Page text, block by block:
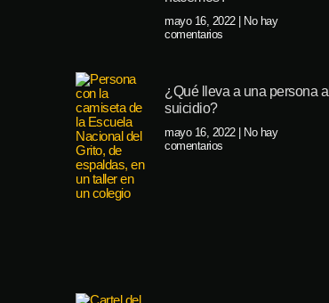
mayo 16, 2022 No hay
comentarios
¿Qué lleva a una persona al
suicidio?
mayo 16, 2022 No hay
comentarios